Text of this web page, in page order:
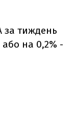
за тиждень
або на 0,2% -